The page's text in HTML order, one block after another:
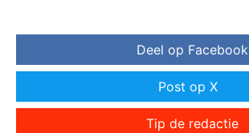
Deel op Facebook
Post op X
Tip de redactie